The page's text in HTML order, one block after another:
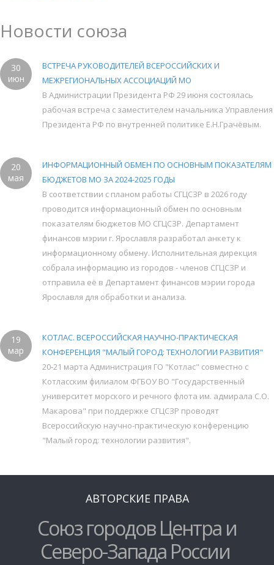
Новости союза
30
июн
ВСТРЕЧА РУКОВОДИТЕЛЕЙ ВСЕРОССИЙСКИХ И
МЕЖРЕГИОНАЛЬНЫХ АССОЦИАЦИЙ МО
В Администрации Президента РФ 29 июня состоялась
рабочая встреча с заместителем начальника Управления
Президента РФ по внутренней политике Е.Н.Грачёвым.
20
мая
ИНФОРМАЦИОННЫЙ ОБМЕН ПО ОСНОВНЫМ ПОКАЗАТЕЛЯМ
БЮДЖЕТОВ МО ЗА 2024-2025 ГОДЫ
В соответствии с планом работы СГЦСЗР в 2026 году
проводится информационный обмен по основным
показателям бюджетов МО СГЦСЗР. Департамент
финансов мэрии г. Ярославля разработал анкету к
информационному обмену. Исполнительная дирекция
собрала информацию из городов - членов СГЦСЗР и
отправила её в Департамент финансов мэрии города
Ярославля для обработки и анализа.
19
мар
КОТЛАС. ВСЕРОССИЙСКАЯ НАУЧНО-ПРАКТИЧЕСКАЯ
КОНФЕРЕНЦИЯ "МАЛЫЙ ГОРОД: ТЕХНОЛОГИИ РАЗВИТИЯ"
20-21 марта Администрация ГО "Котлас" совместно с
Котласским филиалом ФГБОУ ВО "Государственный
университет морского и речного флота им. адмирала С.О.
Макарова" при поддержке СГЦСЗР проводят
Всероссийскую научно-практическую конференцию
"Малый город: технологии развития".
АВТОРСКИЕ ПРАВА
Союз городов Центра и
Северо-Запада России